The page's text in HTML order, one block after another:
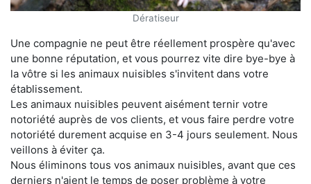
Dératiseur
Une compagnie ne peut être réellement prospère qu'avec
une bonne réputation, et vous pourrez vite dire bye-bye à
la vôtre si les animaux nuisibles s'invitent dans votre
établissement.
Les animaux nuisibles peuvent aisément ternir votre
notoriété auprès de vos clients, et vous faire perdre votre
notoriété durement acquise en 3-4 jours seulement. Nous
veillons à éviter ça.
Nous éliminons tous vos animaux nuisibles, avant que ces
derniers n'aient le temps de poser problème à votre